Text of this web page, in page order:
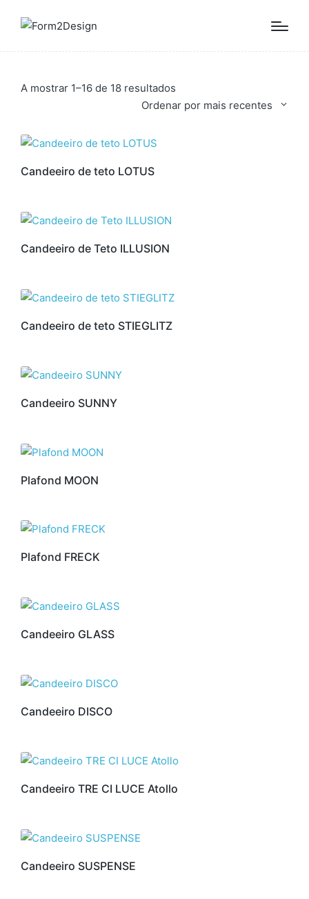
A mostrar 1–16 de 18 resultados
por
Ordenar por mais recentes
Candeeiro de teto LOTUS
Candeeiro de Teto ILLUSION
Candeeiro de teto STIEGLITZ
Candeeiro SUNNY
Plafond MOON
Plafond FRECK
Candeeiro GLASS
Candeeiro DISCO
Candeeiro TRE CI LUCE Atollo
Candeeiro SUSPENSE